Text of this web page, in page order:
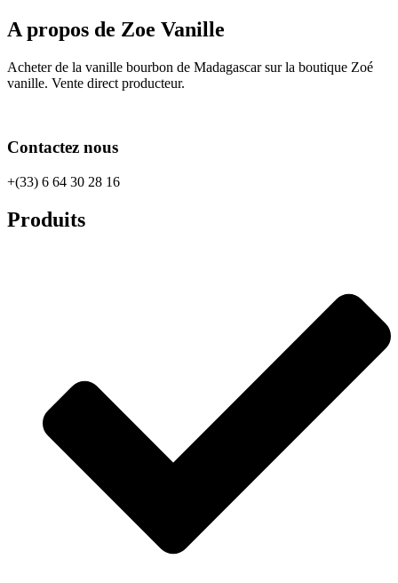
A propos de Zoe Vanille
Acheter de la vanille bourbon de Madagascar sur la boutique Zoé
vanille. Vente direct producteur.
Contactez nous
+(33) 6 64 30 28 16
Produits